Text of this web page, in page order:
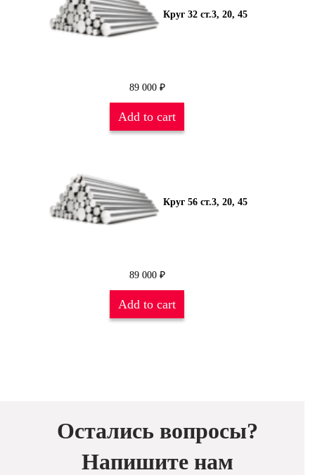
Круг 32 ст.3, 20, 45
89 000 ₽
Add to cart
Круг 56 ст.3, 20, 45
89 000 ₽
Add to cart
Остались вопросы?
Напишите нам